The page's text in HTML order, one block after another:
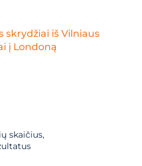
skrydžiai iš Vilniaus
į Londoną
skaičius,